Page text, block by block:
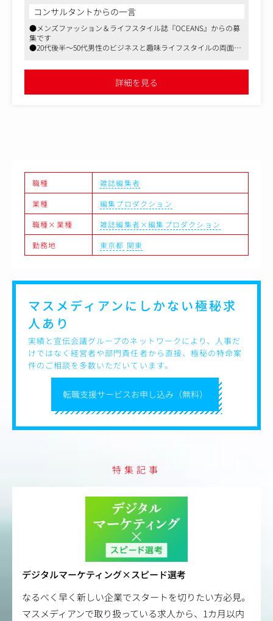
コンテンツだけでなく、新しいトレンドや市場を創ること
が今の編集者の必須スキルだと思っています。
そのため、リサーチ、企画立案、取材＆撮影、各ブランド
の展示会やレセプションの出席など業務は多岐に渡りま
す。
クライアントへのプロジェクト立案、『OCEANS』内での
企画立案（例：ファッション特集、グローバルブランドと
コンサルタントからの一言
●メンズファッション＆ライフスタイル誌『OCEANS』からの募
集です
●20代後半～50代男性のビジネスと趣味ライフスタイルの両面か
●フリーアドレスで、開放的なオフィスです。働き方はリモート
と出勤のハイブリッドが可能。クライアントワークに合わせた柔
詳細を見る
職種
雑誌編集者
業種
編集プロダクション
職種×業種
雑誌編集者×編集プロダクション
勤務地
東京都 関東
転職支援サービスお申し込み（無料）
マスメディアンにしかない極秘求
人あり
実績と宣伝会議グループのネットワークにより、人事だ
けではなく経営者や部門責任者から直接、極秘の特命案
件のご相談を多数いただいています。
特集記事
デジタルマーケティング×スピード選考
なるべく早く新しい企業でスタートを切りたい方必見。
マスメディアンで取り扱っている求人から、1カ月以内